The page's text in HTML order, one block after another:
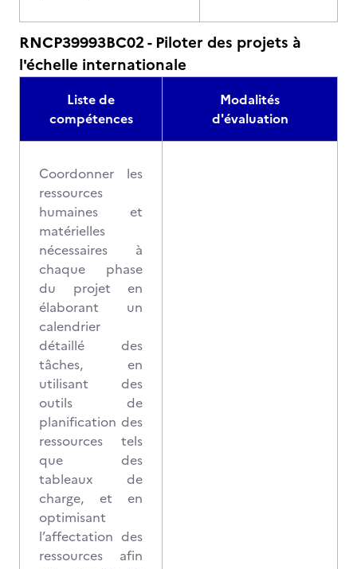
RNCP39993BC02 - Piloter des projets à
l'échelle internationale
Liste de
compétences
Modalités
d'évaluation
Coordonner les
ressources
humaines et
matérielles
nécessaires à
chaque phase
du projet en
élaborant un
calendrier
détaillé des
tâches, en
utilisant des
outils de
planification des
ressources tels
que des
tableaux de
charge, et en
optimisant
l’affectation des
ressources afin